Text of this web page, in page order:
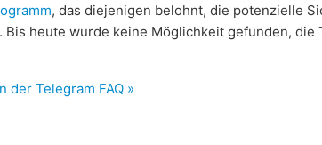
, das diejenigen belohnt, die potenzielle
heute wurde keine Möglichkeit gefunden, die
der Telegram FAQ »